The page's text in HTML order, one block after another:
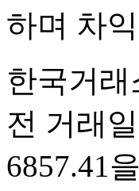
하며 차
한국거
전 거래
6857.41